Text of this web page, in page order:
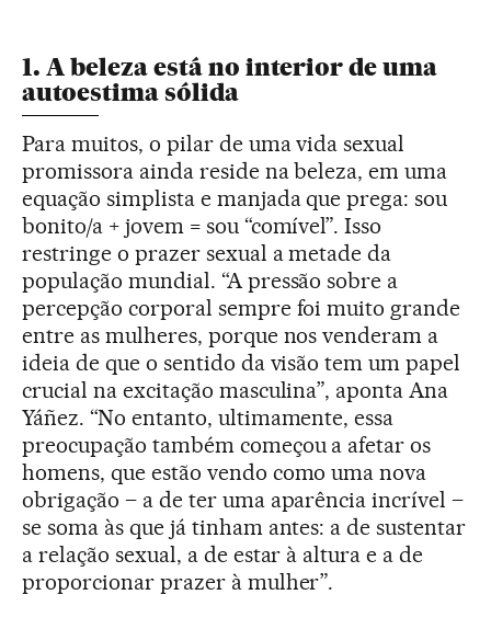
1. A beleza está no interior de uma
autoestima sólida
Para muitos, o pilar de uma vida sexual
promissora ainda reside na beleza, em uma
equação simplista e manjada que prega: sou
bonito/a + jovem = sou “comível”. Isso
restringe o prazer sexual a metade da
população mundial. “A pressão sobre a
percepção corporal sempre foi muito grande
entre as mulheres, porque nos venderam a
ideia de que o sentido da visão tem um papel
crucial na excitação masculina”, aponta Ana
Yáñez. “No entanto, ultimamente, essa
preocupação também começou a afetar os
homens, que estão vendo como uma nova
obrigação – a de ter uma aparência incrível –
se soma às que já tinham antes: a de sustentar
a relação sexual, a de estar à altura e a de
proporcionar prazer à mulher”.